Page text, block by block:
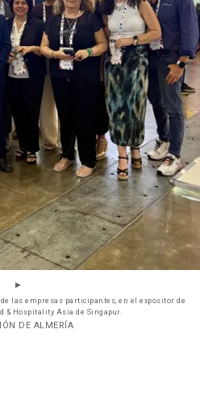
las empresas participantes, en el expositor de
& Hospitality Asia de Singapur.
DE ALMERÍA